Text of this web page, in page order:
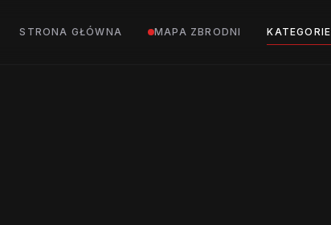
STRONA GŁÓWNA MAPA ZBRODNI KATEGORIE